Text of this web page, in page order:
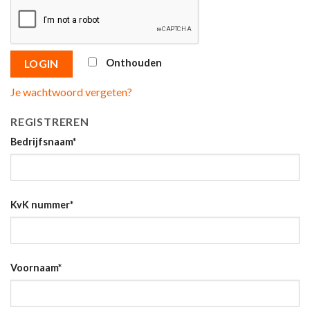
LOGIN Onthouden
Je wachtwoord vergeten?
REGISTREREN
Bedrijfsnaam*
KvK nummer*
Voornaam*